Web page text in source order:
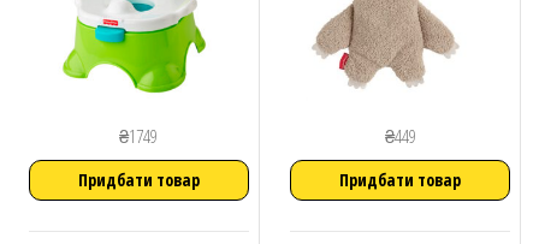
₴1749
Придбати товар
₴449
Придбати товар